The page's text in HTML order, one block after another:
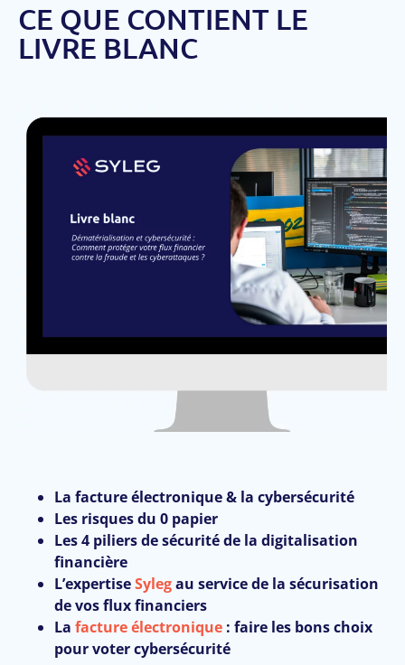
CE QUE CONTIENT LE
LIVRE BLANC
La facture électronique & la cybersécurité
Les risques du 0 papier
Les 4 piliers de sécurité de la digitalisation
financière
L’expertiseSylegau service de la sécurisation
de vos flux financiers
La facture électronique : faire les bons choix
pour voter cybersécurité